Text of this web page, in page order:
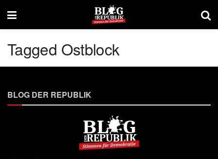
Tagged Ostblock
BLOG DER REPUBLIK